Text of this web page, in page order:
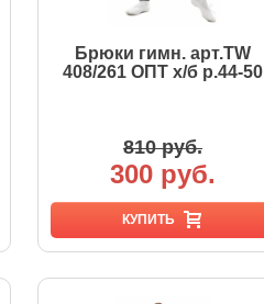
Брюки гимн. арт.TW
408/261 ОПТ х/б р.44-50
810 руб.
300 руб.
КУПИТЬ